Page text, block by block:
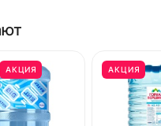
АКЦИЯ АКЦИЯ